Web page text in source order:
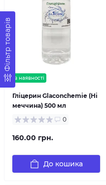
Фільтр товарів
в наявності
Гліцерин Glaconchemie (Ні
меччина) 500 мл
0
160.00 грн.
До кошика